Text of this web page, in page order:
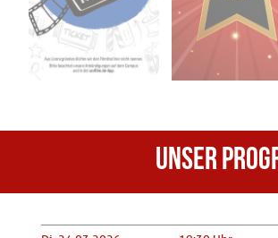
Furtwangen
- Furtwangen
Unser